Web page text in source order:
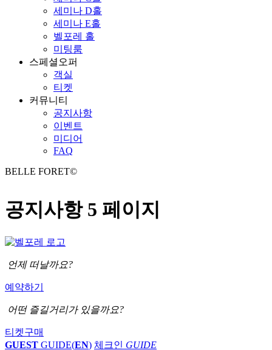
세미나 D홀
세미나 E홀
벨포레 홀
미팅룸
스페셜오퍼
객실
티켓
커뮤니티
공지사항
이벤트
미디어
FAQ
BELLE FORET©
공지사항 5 페이지
언제 떠날까요?
예약하기
어떤 즐길거리가 있을까요?
티켓구매
GUEST GUIDE(EN) 체크인 GUIDE